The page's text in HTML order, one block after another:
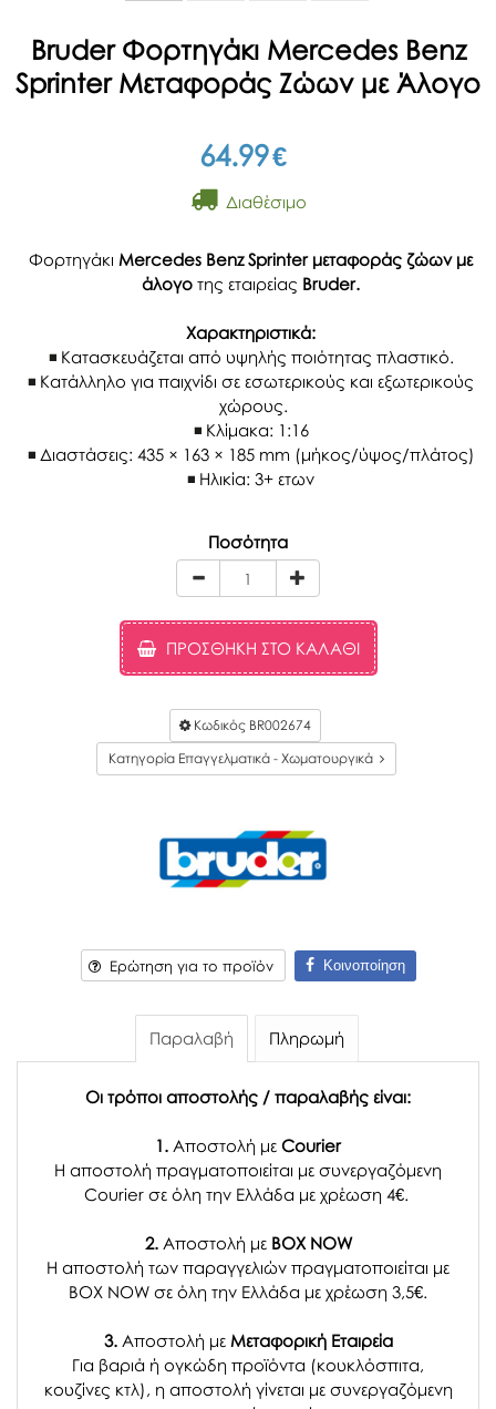
Bruder Φορτηγάκι Mercedes Benz
Sprinter Μεταφοράς Ζώων με Άλογο
64.99€
Διαθέσιμο
Φορτηγάκι Mercedes Benz Sprinter μεταφοράς ζώων με
άλογο της εταιρείας Bruder.
Χαρακτηριστικά:
Κατασκευάζεται από υψηλής ποιότητας πλαστικό.
Κατάλληλο για παιχνίδι σε εσωτερικούς και εξωτερικούς
χώρους.
Κλίμακα: 1:16
Διαστάσεις: 435 × 163 × 185 mm (μήκος/ύψος/πλάτος)
Ηλικία: 3+ ετων
Ποσότητα
ΠΡΟΣΘΉΚΗ ΣΤΟ ΚΑΛΆΘΙ
Κωδικός BR002674
Κατηγορία Επαγγελματικά - Χωματουργικά
Ερώτηση για το προϊόν Κοινοποίηση
Παραλαβή Πληρωμή
Οι τρόποι αποστολής / παραλαβής είναι:
1. Αποστολή με Courier
Η αποστολή πραγματοποιείται με συνεργαζόμενη
Courier σε όλη την Ελλάδα με χρέωση 4€.
2. Αποστολή μεBOX NOW
Η αποστολή των παραγγελιών πραγματοποιείται με
BOX NOW σε όλη την Ελλάδα με χρέωση 3,5€.
3. Αποστολή μεΜεταφορική Εταιρεία
Για βαριά ή ογκώδη προϊόντα (κουκλόσπιτα,
κουζίνες κτλ), η αποστολή γίνεται με συνεργαζόμενη